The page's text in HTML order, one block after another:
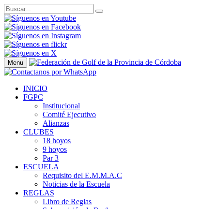
Menu
INICIO
FGPC
Institucional
Comité Ejecutivo
Alianzas
CLUBES
18 hoyos
9 hoyos
Par 3
ESCUELA
Requisito del E.M.M.A.C
Noticias de la Escuela
REGLAS
Libro de Reglas